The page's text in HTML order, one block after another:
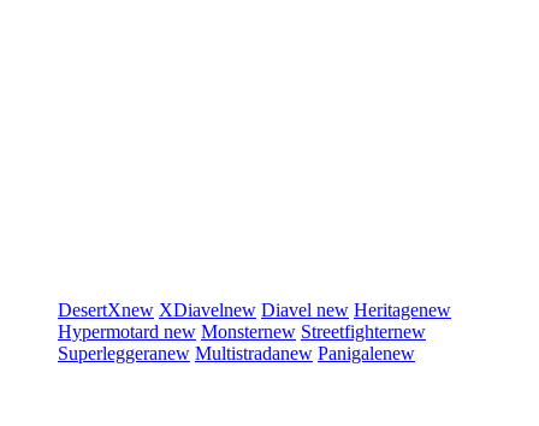
DesertXnew XDiavelnew Diavel new Heritagenew
Hypermotard new Monsternew Streetfighternew
Superleggeranew Multistradanew Panigalenew